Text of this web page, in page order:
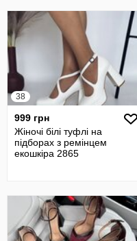
38
999 грн
Жіночі білі туфлі на
підборах з ремінцем
екошкіра 2865